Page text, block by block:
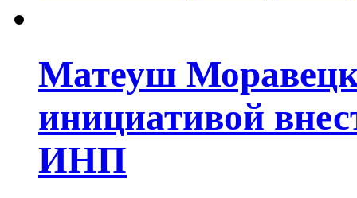
Матеуш
инициативой
ИНП